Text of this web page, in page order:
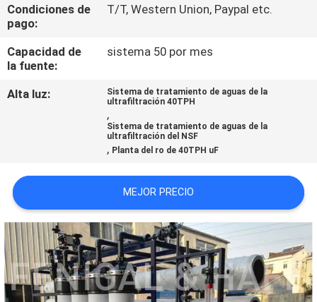
NOTICIAS
PIDA
UNA
MAPA
DEL
SITIO
PRIVACY
POLICY
Condiciones de
pago:
T/T, Western Union, Paypal etc.
Capacidad de
la fuente:
sistema 50 por mes
Alta luz:
Sistema de tratamiento de aguas de la
ultrafiltración 40TPH
,
Sistema de tratamiento de aguas de la
ultrafiltración del NSF
, Planta del ro de 40TPH uF
MEJOR PRECIO